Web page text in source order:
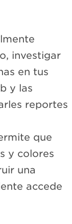
investigar
en tus
y las
reportes
que
y colores
una
accede